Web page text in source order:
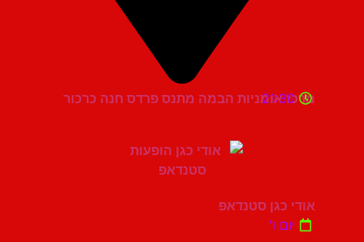
מרכז אומניות הבמה מתנס פרדס חנה כרכור
21:30
אודי כגן סטנדאפ
יום ו'